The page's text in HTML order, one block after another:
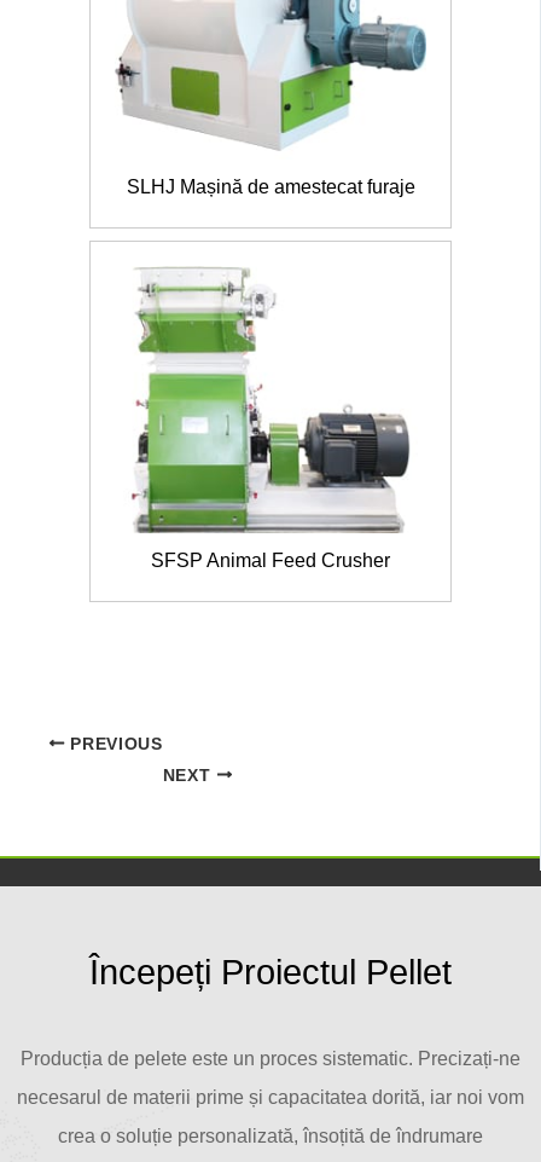
SLHJ Mașină de amestecat furaje
SFSP Animal Feed Crusher
PREVIOUS
NEXT
Începeți Proiectul Pellet
Producția de pelete este un proces sistematic. Precizați-ne
necesarul de materii prime și capacitatea dorită, iar noi vom
crea o soluție personalizată, însoțită de îndrumare